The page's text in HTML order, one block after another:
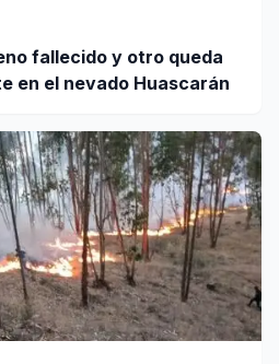
fallecido y otro queda
en el nevado Huascarán